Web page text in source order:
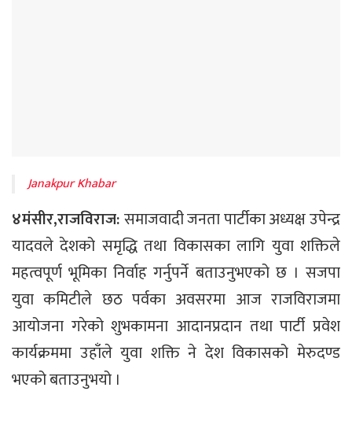
Janakpur Khabar
४मंसीर,राजविराज:समाजवादी जनता पार्टीका अध्यक्ष उपेन्द्र
यादवले देशको समृद्धि तथा विकासका लागि युवा शक्तिले
महत्वपूर्ण भूमिका निर्वाह गर्नुपर्ने बताउनुभएको छ । सजपा
युवा कमिटीले छठ पर्वका अवसरमा आज राजविराजमा
आयोजना गरेको शुभकामना आदानप्रदान तथा पार्टी प्रवेश
कार्यक्रममा उहाँले युवा शक्ति ने देश विकासको मेरुदण्ड
भएको बताउनुभयो ।